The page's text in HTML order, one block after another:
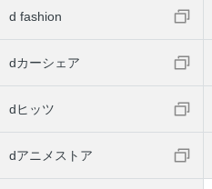
d fashion
dカーシェア
dヒッツ
dアニメストア